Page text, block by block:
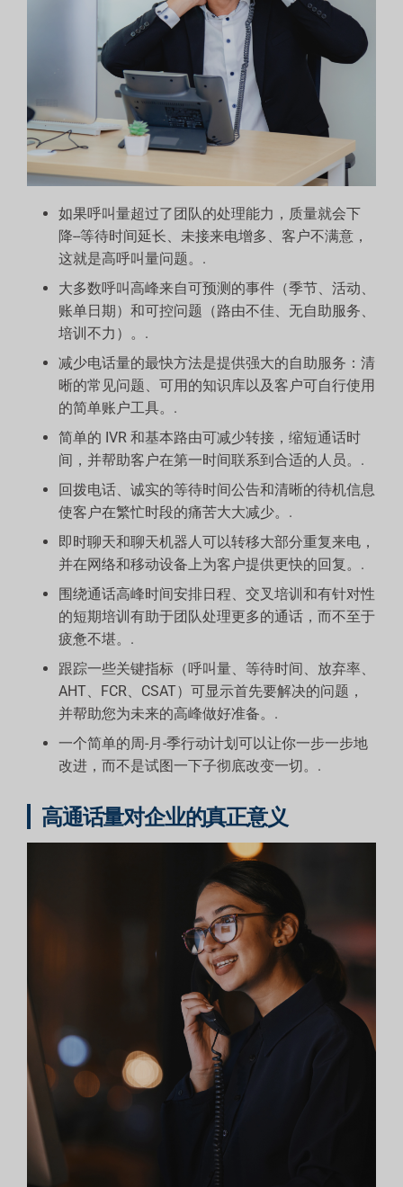
如果呼叫量超过了团队的处理能力，质量就会下
降--等待时间延长、未接来电增多、客户不满意，
这就是高呼叫量问题。.
大多数呼叫高峰来自可预测的事件（季节、活动、
账单日期）和可控问题（路由不佳、无自助服务、
培训不力）。.
减少电话量的最快方法是提供强大的自助服务：清
晰的常见问题、可用的知识库以及客户可自行使用
的简单账户工具。.
简单的 IVR 和基本路由可减少转接，缩短通话时
间，并帮助客户在第一时间联系到合适的人员。.
回拨电话、诚实的等待时间公告和清晰的待机信息
使客户在繁忙时段的痛苦大大减少。.
即时聊天和聊天机器人可以转移大部分重复来电，
并在网络和移动设备上为客户提供更快的回复。.
围绕通话高峰时间安排日程、交叉培训和有针对性
的短期培训有助于团队处理更多的通话，而不至于
疲惫不堪。.
跟踪一些关键指标（呼叫量、等待时间、放弃率、
AHT、FCR、CSAT）可显示首先要解决的问题，
并帮助您为未来的高峰做好准备。.
一个简单的周-月-季行动计划可以让你一步一步地
改进，而不是试图一下子彻底改变一切。.
高通话量对企业的真正意义